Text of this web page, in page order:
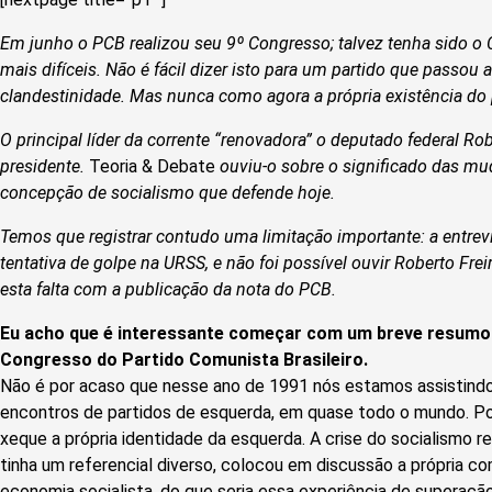
Em junho o PCB realizou seu 9º Congresso; talvez tenha sido
mais difíceis. Não é fácil dizer isto para um partido que passou
clandestinidade. Mas nunca como agora a própria existência
O principal líder da corrente “renovadora” o deputado federal
presidente. Teoria & Debate ouviu-o sobre o significado das
concepção de socialismo que defende hoje.
Temos que registrar contudo uma limitação importante: a
tentativa de golpe na URSS, e não foi possível ouvir Roberto
esta falta com a publicação da nota do PCB.
Eu acho que é interessante começar com um breve
Congresso do Partido Comunista Brasileiro.
Não é por acaso que nesse ano de 1991 nós estamos
encontros de partidos de esquerda, em quase todo o mundo.
xeque a própria identidade da esquerda. A crise do socialismo
tinha um referencial diverso, colocou em discussão a própria